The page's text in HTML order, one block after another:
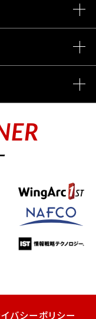
バシーポリシー